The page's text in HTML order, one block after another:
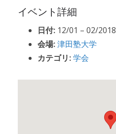
イベント詳細
日付: 12/01 – 02/2018
会場:津田塾大学
カテゴリ:学会